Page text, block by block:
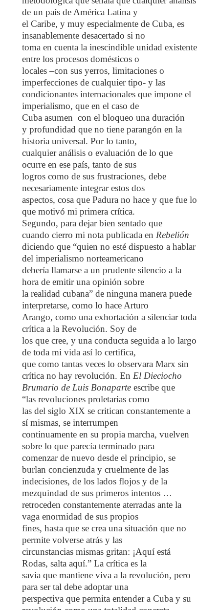
de un país de América Latina y
el Caribe, y muy especialmente de Cuba, es
insanablemente desacertado si no
toma en cuenta la inescindible unidad existente
entre los procesos domésticos o
locales –con sus yerros, limitaciones o
imperfecciones de cualquier tipo- y las
condicionantes internacionales que impone el
imperialismo, que en el caso de
Cuba asumen con el bloqueo una duración
y profundidad que no tiene parangón en la
historia universal. Por lo tanto,
cualquier análisis o evaluación de lo que
ocurre en ese país, tanto de sus
logros como de sus frustraciones, debe
necesariamente integrar estos dos
aspectos, cosa que Padura no hace y que fue lo
que motivó mi primera crítica.
Segundo, para dejar bien sentado que
cuando cierro mi nota publicada en Rebelión
diciendo que “quien no esté dispuesto a hablar
del imperialismo norteamericano
debería llamarse a un prudente silencio a la
hora de emitir una opinión sobre
la realidad cubana” de ninguna manera puede
interpretarse, como lo hace Arturo
Arango, como una exhortación a silenciar toda
crítica a la Revolución. Soy de
los que cree, y una conducta seguida a lo largo
de toda mi vida así lo certifica,
que como tantas veces lo observara Marx sin
crítica no hay revolución. En El Dieciocho
Brumario de Luis Bonaparteescribe que
“las revoluciones proletarias como
las del siglo XIX se critican constantemente a
sí mismas, se interrumpen
continuamente en su propia marcha, vuelven
sobre lo que parecía terminado para
comenzar de nuevo desde el principio, se
burlan concienzuda y cruelmente de las
indecisiones, de los lados flojos y de la
mezquindad de sus primeros intentos …
retroceden constantemente aterradas ante la
vaga enormidad de sus propios
fines, hasta que se crea una situación que no
permite volverse atrás y las
circunstancias mismas gritan: ¡Aquí está
Rodas, salta aquí.” La crítica es la
savia que mantiene viva a la revolución, pero
para ser tal debe adoptar una
perspectiva que permita entender a Cuba y su